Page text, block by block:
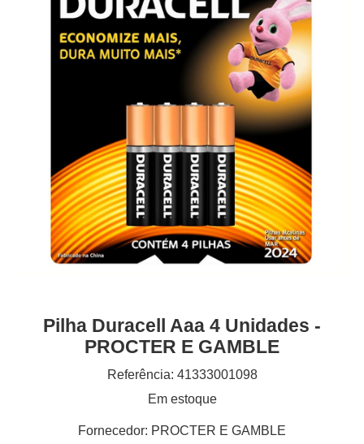
Pilha Duracell Aaa 4 Unidades -
PROCTER E GAMBLE
Referência: 41333001098
Em estoque
Fornecedor: PROCTER E GAMBLE